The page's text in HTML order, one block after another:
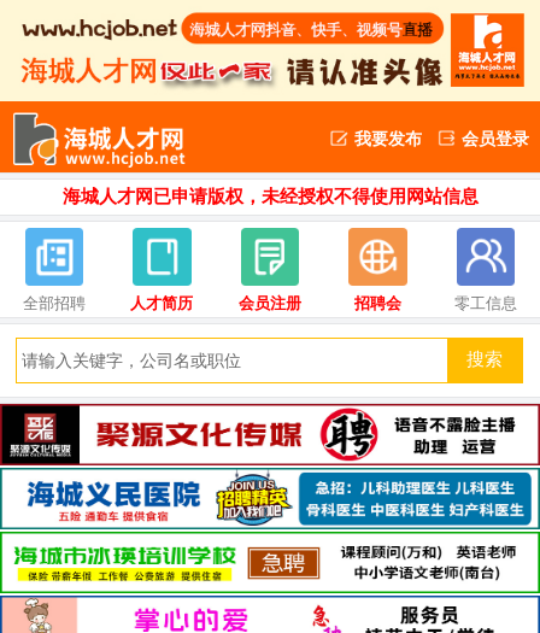
我要发布 会员登录
海城人才网已申请版权，未经授权不得使用网站信息
全部招聘 人才简历 会员注册 招聘会 零工信息
搜索